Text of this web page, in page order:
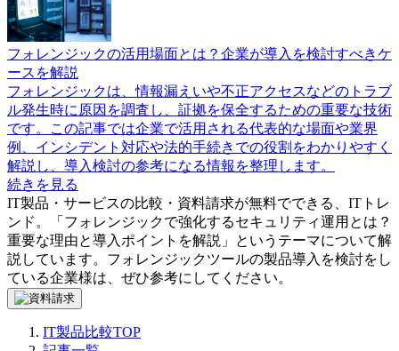
フォレンジックの活用場面とは？企業が導入を検討すべきケ
ースを解説
フォレンジックは、情報漏えいや不正アクセスなどのトラブ
ル発生時に原因を調査し、証拠を保全するための重要な技術
です。この記事では企業で活用される代表的な場面や業界
例、インシデント対応や法的手続きでの役割をわかりやすく
解説し、導入検討の参考になる情報を整理します。
続きを見る
IT製品・サービスの比較・資料請求が無料でできる、ITトレ
ンド。「 フォレンジックで強化するセキュリティ運用とは？
重要な理由と導入ポイントを解説 」というテーマについて解
説しています。 フォレンジックツールの製品導入を検討をし
ている企業様は、ぜひ参考にしてください。
IT製品比較TOP